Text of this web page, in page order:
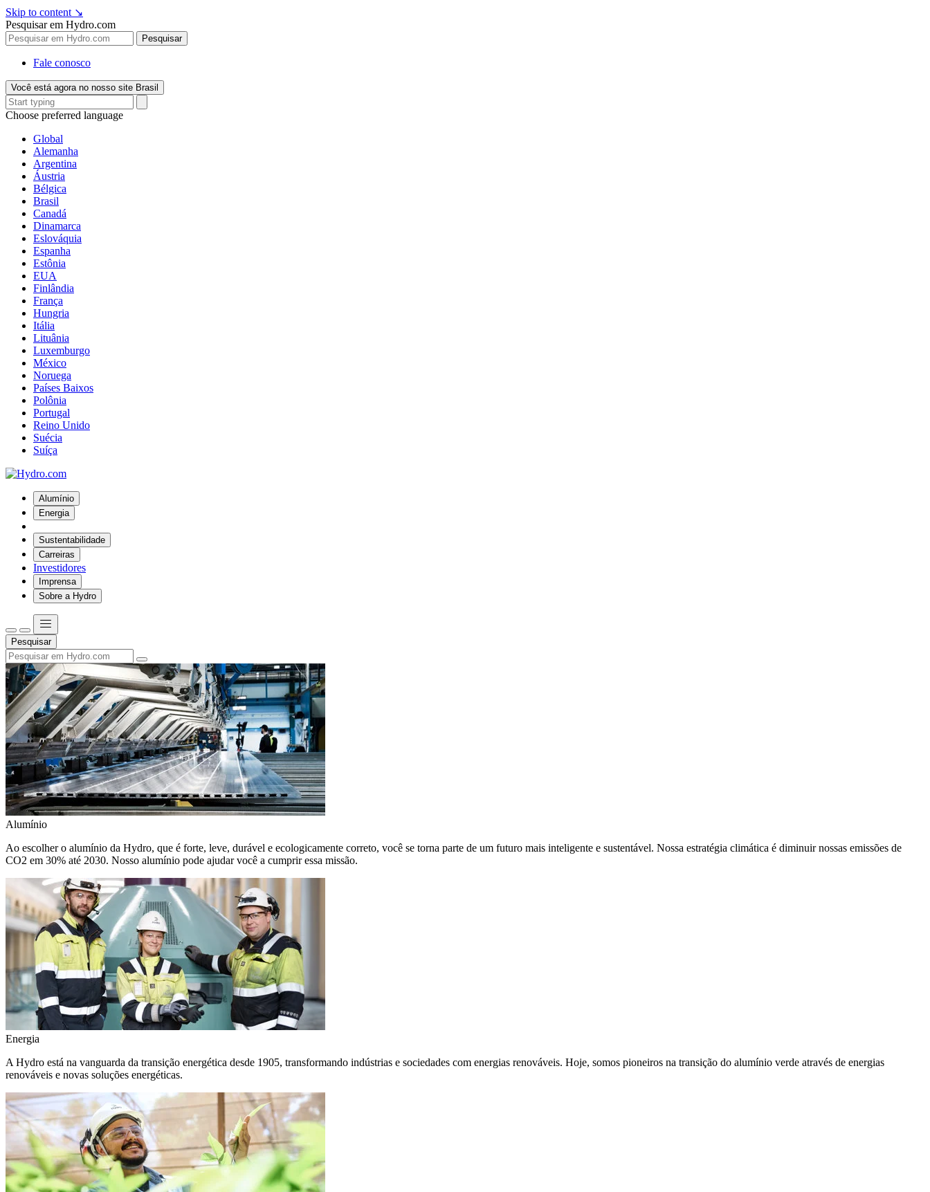
Skip to content ↘
Pesquisar em Hydro.com
Pesquisar
Fale conosco
Você está agora no nosso site Brasil
Choose preferred language
Global
Alemanha
Argentina
Áustria
Bélgica
Brasil
Canadá
Dinamarca
Eslováquia
Espanha
Estônia
EUA
Finlândia
França
Hungria
Itália
Lituânia
Luxemburgo
México
Noruega
Países Baixos
Polônia
Portugal
Reino Unido
Suécia
Suíça
Alumínio
Energia
Sustentabilidade
Carreiras
Investidores
Imprensa
Sobre a Hydro
Pesquisar
Alumínio
Ao escolher o alumínio da Hydro, que é forte, leve, durável e ecologicamente correto, você se torna parte de um futuro mais inteligente e sustentável. Nossa estratégia climática é diminuir nossas emissões de
CO2 em 30% até 2030. Nosso alumínio pode ajudar você a cumprir essa missão.
Energia
A Hydro está na vanguarda da transição energética desde 1905, transformando indústrias e sociedades com energias renováveis. Hoje, somos pioneiros na transição do alumínio verde através de energias
renováveis e novas soluções energéticas.